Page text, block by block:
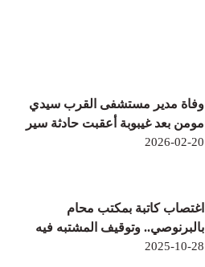
وفاة مدير مستشفى القرب سيدي
مومن بعد غيبوبة أعقبت حادثة سير
2026-02-20
اغتصاب كاتبة بمكتب محام
بالبرنوصي.. وتوقيف المشتبه فيه
2025-10-28